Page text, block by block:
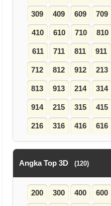
309 409 609 709
410 610 710 810
611 711 811 911
712 812 912 213
813 913 214 314
914 215 315 415
216 316 416 616
Angka Top 3D (120)
200 300 400 600